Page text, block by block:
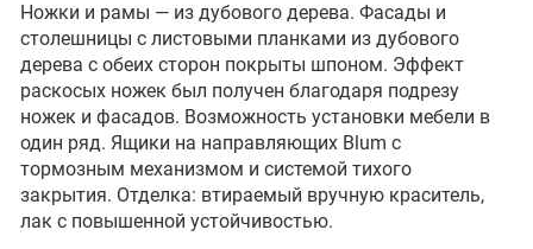
Ножки и рамы — из дубового дерева. Фасады и
столешницы с листовыми планками из дубового
дерева с обеих сторон покрыты шпоном. Эффект
раскосых ножек был получен благодаря подрезу
ножек и фасадов. Возможность установки мебели в
один ряд. Ящики на направляющих Blum с
тормозным механизмом и системой тихого
закрытия. Отделка: втираемый вручную краситель,
лак с повышенной устойчивостью.